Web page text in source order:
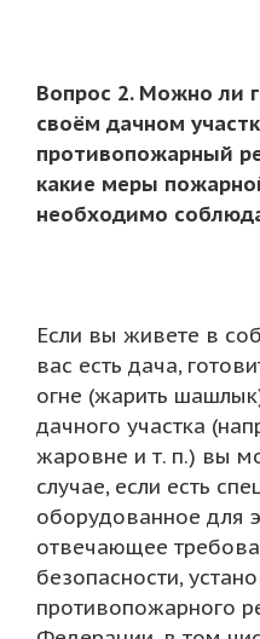
Вопрос 2. Можно ли
своём дачном
противопожарный
какие меры
необходимо
Если вы живете в
вас есть дача,
огне (жарить
дачного участка
жаровне и т. п.) вы
случае, если есть
оборудованное для
отвечающее
безопасности,
противопожарного